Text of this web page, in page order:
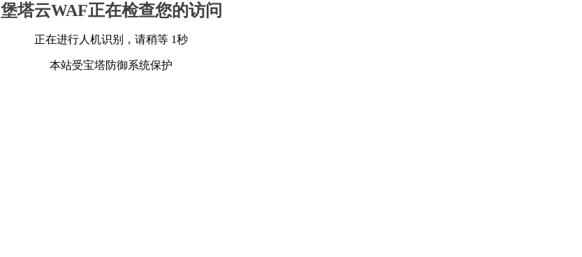
堡塔云WAF正在检查您的访问
正在进行人机识别，请稍等 1秒
本站受宝塔防御系统保护